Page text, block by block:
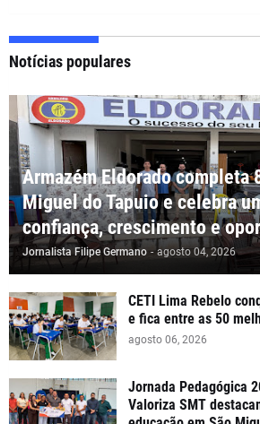
Notícias populares
Armazém Eldorado completa
Miguel do Tapuio e celebra
confiança, crescimento e
Jornalista Filipe Germano - agosto 04, 2026
CETI Lima Rebelo
e fica entre as 50
agosto 06, 2026
Jornada Pedagógica
Valoriza SMT